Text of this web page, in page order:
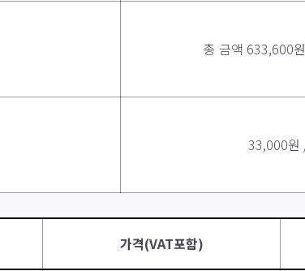
총 금액 633,600
33,000원
가격(VAT포함)